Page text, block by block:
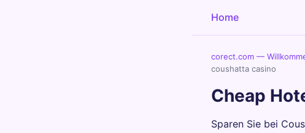
Home
corect.com —
coushatta casino
Cheap
Sparen Sie bei